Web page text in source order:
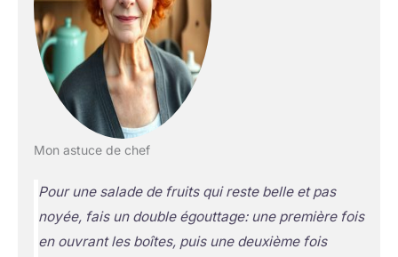
Mon astuce de chef
Pour une salade de fruits qui reste belle et pas
noyée, fais un double égouttage: une première fois
en ouvrant les boîtes, puis une deuxième fois